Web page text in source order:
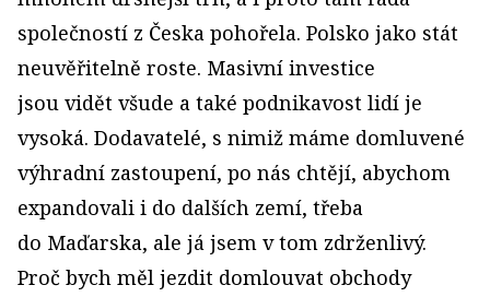
společností z Česka pohořela. Polsko jako stát
neuvěřitelně roste. Masivní investice
jsou vidět všude a také podnikavost lidí je
vysoká. Dodavatelé, s nimiž máme domluvené
výhradní zastoupení, po nás chtějí, abychom
expandovali i do dalších zemí, třeba
do Maďarska, ale já jsem v tom zdrženlivý.
Proč bych měl jezdit domlouvat obchody